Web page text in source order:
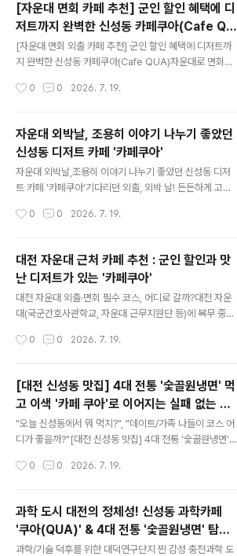
[자운대 면회 카페 추천] 군인 할인 혜택에 디
저트까지 완벽한 신성동 카페쿠아(Cafe QU
A)
[자운대 면회 외출 카페 추천] 군인 할인 혜택에 디저트까
지 완벽한 신성동 카페쿠아(Cafe QUA)자운대로 면회나
을 만나는 소중한 시간, 밥 먹고 나서 어디 가서 편하게 이
한 '카페쿠아(Cafe QUA)'를 강력 추천해 드립니다!자운
대에서 차로 금방 도착할 수 있는 가까운 거리에 있어서 외
출이나 면회 시간 아끼기에도 딱 좋은 곳이에요. 특히 이곳
을 추천하는 핵심 이유 3가지를 정리해 볼게요.​1. 군 장병
을 위한 특별한 할인 혜택 🪖 나라를 지키느라 고생하는 우
을 제공하고 있어요. 휴가증이나 외출증, 혹은 군복을 입고
0 0 2026. 7. 19.
자운대 외박날, 조용히 이야기 나누기 좋았던
신성동 디저트 카페 '카페쿠아'
자운대 외박날,조용히 이야기 나누기 좋았던 신성동 디저
트 카페 '카페쿠아'기다리던 외출, 외박 날! 든든하게 고기
커피가 있는 카페죠. 자운대 근처에 예쁘고 맛있는 카페가
동 '카페쿠아(Cafe QUA)'입니다.☕ 군인 지갑 지켜주는
착한 카페 가장 먼저 눈에 띄었던 건 바로 '군인 할인'이었
어요. 요즘 물가도 비싼데, 군복 입은 장병들이나 휴가증을
보여주면 할인을 해주는 따뜻한 인심 덕분에 매장에 들어
설 때부터 기분이 좋아지는 곳입니다. 🍰 입에서 녹는 디저
불러도 안 시킬 수가 없어요. 커피도 산미나 고소함 등 취향
0 0 2026. 7. 19.
대전 자운대 근처 카페 추천 : 군인 할인과 맛
난 디저트가 있는 '카페쿠아'
대전 자운대 외출·면회 필수 코스, 어디로 갈까?대전 자운
대(국군간호사관학교, 자운대 근무지원단 등)에 복무 중인
와 가까우면서도 제대로 된 휴식을 취할 수 있는 퀄리티 높
야 하는 3가지 이유1. 장병 우대: 확실한 군인 할인 프로모
션군인 혜택을 제공하는 매장이 점차 줄어드는 추세지만,
카페쿠아는 국가에 헌신하는 장병들을 위해 군인 할인 제
도를 운영하고 있습니다. 군 신분을 증명할 수 있는 수단(외
이용할 수 있어 합리적입니다. 2. 최고 수준의 커피와 디저
0 0 2026. 7. 19.
[대전 신성동 맛집] 4대 전통 '숯골원냉면' 먹
고 이색 '카페 쿠아'로 이어지는 실패 없는 하
루 코스
"오늘 신성동에서 뭐 먹지?", "데이트/가족 나들이 코스 어
디가 좋을까?"[대전 신성동 맛집] 4대 전통 '숯골원냉면'
하세요! 오늘은 대전 유성구 신성동에서 현지인들이 가장
님을 모시고 가거나 연인과 데이트할 때 실패 없는 조합이
니 저장해 두세요!시작은 대전 3대 냉면, '숯골원냉면' 본점
신성동 주민치고 여기 모르면 간첩이죠? 4대째 이어져 온
깊은 손맛을 자랑하는 숯골원냉면입니다. 날이 더워지면
0 0 2026. 7. 19.
과학 도시 대전의 정체성! 신성동 과학카페
'쿠아(QUA)' & 4대 전통 '숯골원냉면' 탐방
기
과학/기술 덕후를 위한 대덕연구단지 찐 감성 충전과학 도